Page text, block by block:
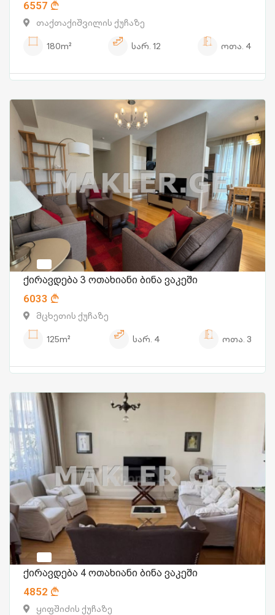
6557
თაქთაქიშვილის ქუჩაზე
180m²
სარ. 12 ოთა. 4
ქირავდება 3 ოთახიანი ბინა ვაკეში
6033
მცხეთის ქუჩაზე
125m²
სარ. 4 ოთა. 3
ქირავდება 4 ოთახიანი ბინა ვაკეში
4852
ყიფშიძის ქუჩაზე